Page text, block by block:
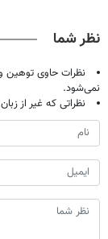
نظر شما
نظرات حاوی توهین
نمی‌شود.
نظراتی که غیر از